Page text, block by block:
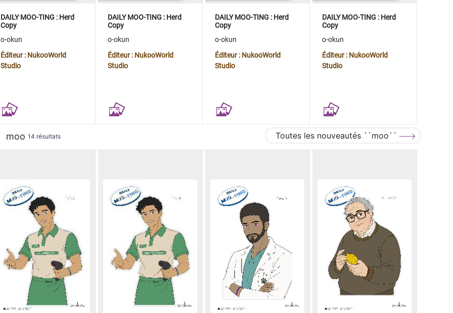
DAILY MOO-TING : Herd
Copy
o-okun
Éditeur : NukooWorld
Studio
DAILY MOO-TING : Herd
Copy
o-okun
Éditeur : NukooWorld
Studio
DAILY MOO-TING : Herd
Copy
o-okun
Éditeur : NukooWorld
Studio
DAILY MOO-TING : Herd
Copy
o-okun
Éditeur : NukooWorld
Studio
moo 14 résultats Toutes les nouveautés ``moo``